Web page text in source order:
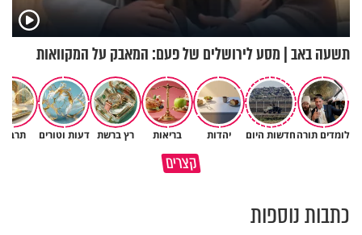
תשעה באב | מסע לירושלים של פעם: המאבק על המקוואות
לומדים תורהחדשות היום יהדות בריאות רץ ברשת דעות וטורים
קצרים
תעצרו לפני שאתם מוציאים דיבה
כתבות נוספות